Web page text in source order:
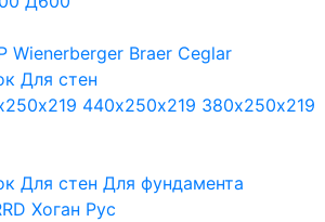
Wienerberger Braer Ceglar
Для стен
440х250х219 380х250х219
Для стен Для фундамента
Хоган Рус